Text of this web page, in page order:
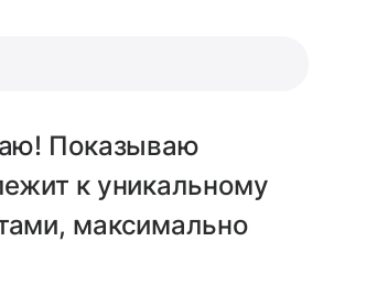
Показываю
к уникальному
максимально